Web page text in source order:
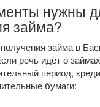
нужны
займа?
займа в
речь идёт о
период,
бумаги: